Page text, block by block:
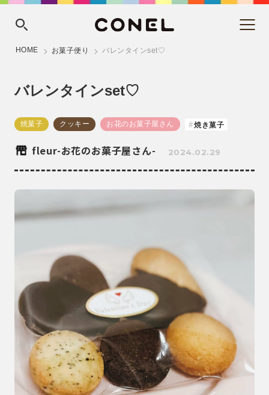
HOME お菓子便り バレンタインset♡
バレンタインset♡
焼菓子 クッキー お花のお菓子屋さん 焼き菓子
fleur-お花のお菓子屋さん- 2024.02.29